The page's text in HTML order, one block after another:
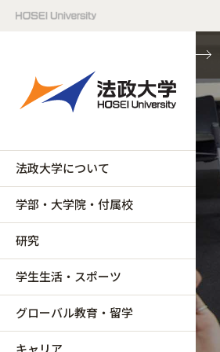
法政大学について
学部・大学院・付属校
研究
学生生活・スポーツ
グローバル教育・留学
キャリア